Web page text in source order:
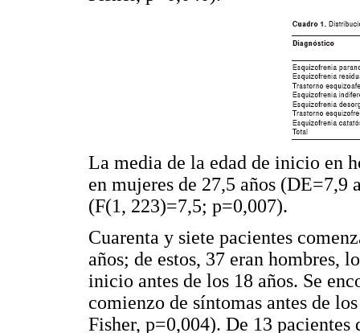
La media de la edad de inicio en
en mujeres de 27,5 años
(F(1, 223)=7,5; p=0,007).
Cuarenta y siete pacientes
años; de estos, 37 eran hombres,
inicio antes de los 18 años. Se
comienzo de síntomas antes de
Fisher, p=0,004). De 13 pacientes